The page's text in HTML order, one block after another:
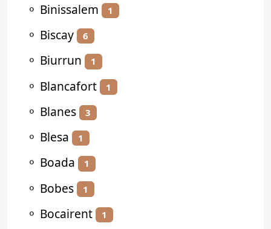
⚬ Binissalem 1
⚬ Biscay 6
⚬ Biurrun 1
⚬ Blancafort 1
⚬ Blanes 3
⚬ Blesa 1
⚬ Boada 1
⚬ Bobes 1
⚬ Bocairent 1